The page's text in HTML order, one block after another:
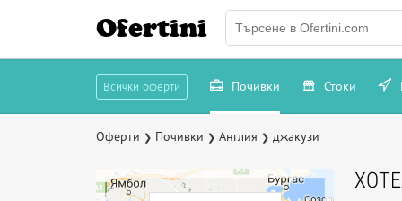
Ofertini
Всички оферти Почивки Стоки
Оферти ❯ Почивки ❯ Англия ❯ джакузи